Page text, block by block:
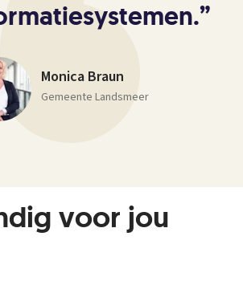
”
Monica Braun
Gemeente Landsmeer
voor jou